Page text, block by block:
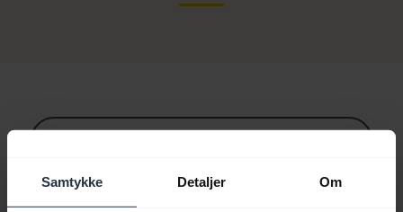
Samtykke Detaljer Om